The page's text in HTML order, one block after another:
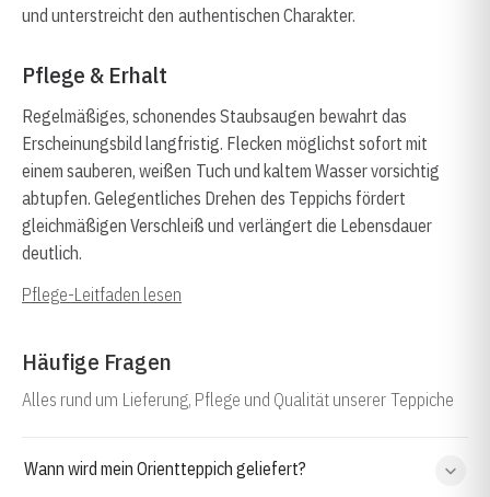
und unterstreicht den authentischen Charakter.
Pflege & Erhalt
Regelmäßiges, schonendes Staubsaugen bewahrt das
Erscheinungsbild langfristig. Flecken möglichst sofort mit
einem sauberen, weißen Tuch und kaltem Wasser vorsichtig
abtupfen. Gelegentliches Drehen des Teppichs fördert
gleichmäßigen Verschleiß und verlängert die Lebensdauer
deutlich.
Pflege-Leitfaden lesen
Häufige Fragen
Alles rund um Lieferung, Pflege und Qualität unserer Teppiche
Wann wird mein Orientteppich geliefert?